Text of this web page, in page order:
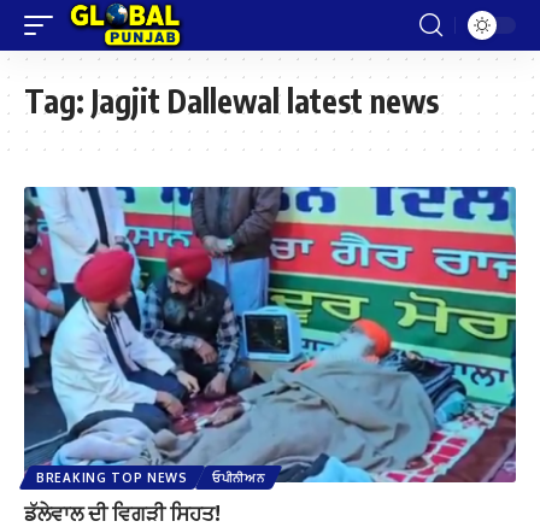
Tag: Jagjit Dallewal latest news
BREAKING TOP NEWS ਓਪੀਨੀਅਨ
ਡੱਲੇਵਾਲ ਦੀ ਵਿਗੜੀ ਸਿਹਤ!